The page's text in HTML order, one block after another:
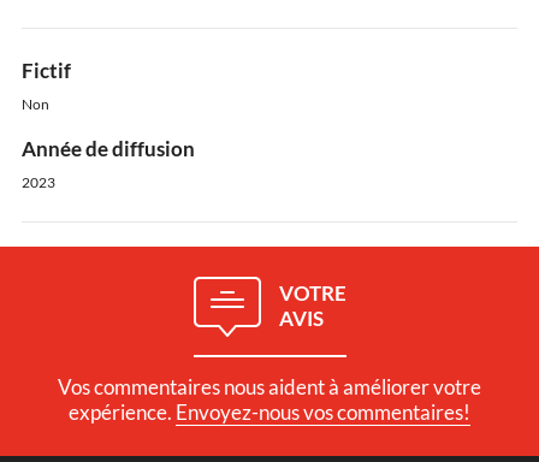
Fictif
Non
Année de diffusion
2023
VOTRE
AVIS
Vos commentaires nous aident à améliorer votre
expérience. Envoyez-nous vos commentaires!